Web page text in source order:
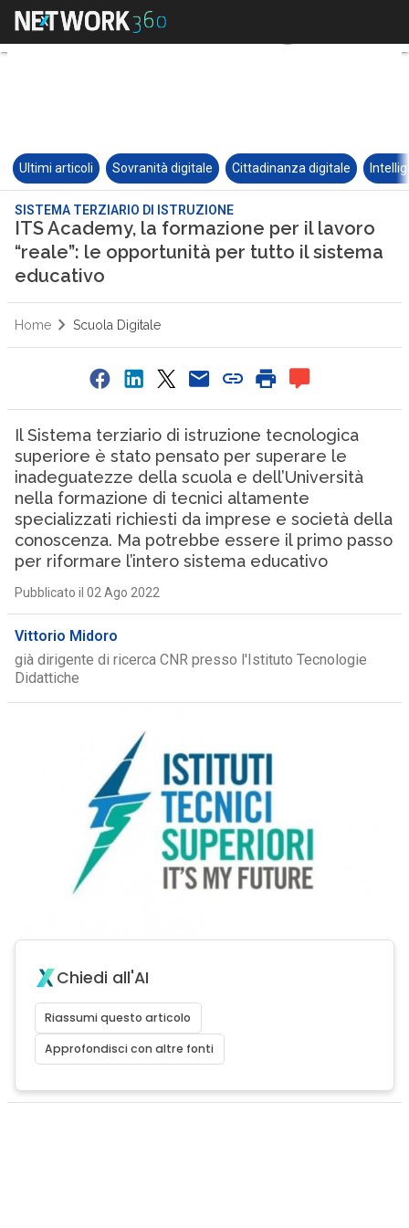
Ultimi articoli Sovranità digitale Cittadinanza digitale
SISTEMA TERZIARIO DI ISTRUZIONE
ITS Academy, la formazione per il lavoro
“reale”: le opportunità per tutto il sistema
educativo
Home Scuola Digitale
Il Sistema terziario di istruzione tecnologica
superiore è stato pensato per superare le
inadeguatezze della scuola e dell’Università
nella formazione di tecnici altamente
specializzati richiesti da imprese e società della
conoscenza. Ma potrebbe essere il primo passo
per riformare l’intero sistema educativo
Pubblicato il 02 Ago 2022
Vittorio Midoro
già dirigente di ricerca CNR presso l'Istituto Tecnologie
Didattiche
Chiedi all'AI
Riassumi questo articolo
Approfondisci con altre fonti